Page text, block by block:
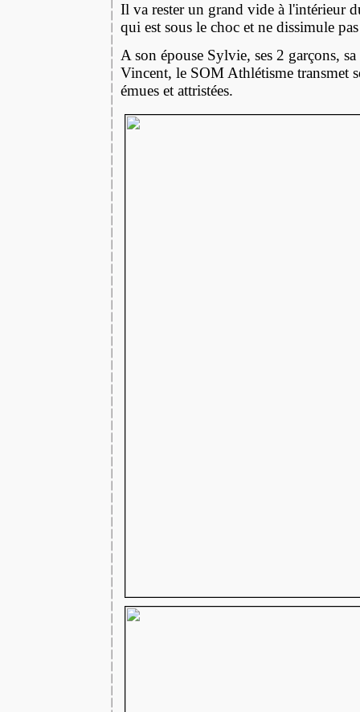
Il va rester un grand vide à l'intérieur
qui est sous le choc et ne dissimule pas
A son épouse Sylvie, ses 2 garçons,
Vincent, le SOM Athlétisme transmet
émues et attristées.